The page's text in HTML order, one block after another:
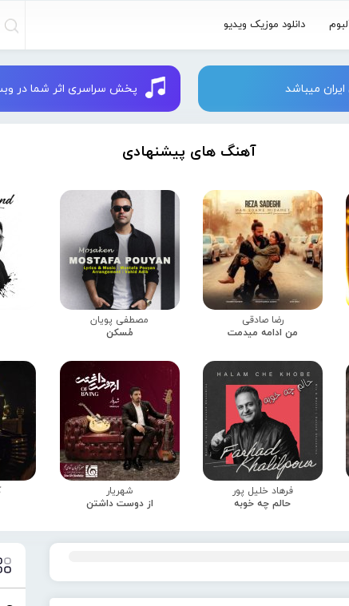
دانلود موزیک ویدیو
میباشد پخش سراسری اثر شما در وبسایت
آهنگ های پیشنهادی
رضا صادقی
من ادامه میدمت
مصطفی پویان
مُسکن
فرهاد خلیل پور
حالم چه خوبه
شهریار
از دوست داشتن